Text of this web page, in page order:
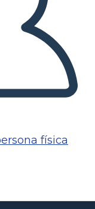
física